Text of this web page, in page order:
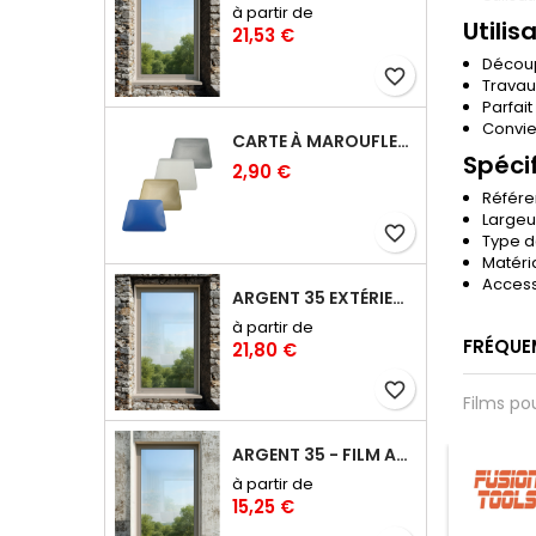
à partir de
21,53 €
favorite_border
CARTE À MAROUFLER RIGIDE COINS ARRONDIS – 10 CM
2,90 €
favorite_border
ARGENT 35 EXTÉRIEUR - FILM ANTI-CHALEUR, ANTI ÉBLOUISSEMENT RÉFLÉCHISSANT
à partir de
21,80 €
favorite_border
ARGENT 35 - FILM ANTI-CHALEUR, ANTI ÉBLOUISSEMENT RÉFLÉCHISSANT
à partir de
15,25 €
Type
Films
favorite_border